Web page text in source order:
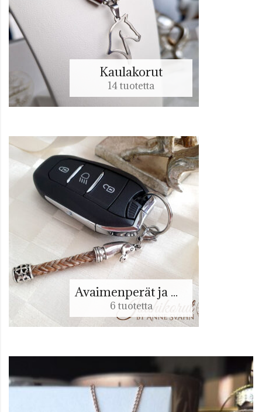
Kaulakorut
14 tuotetta
Avaimenperät ja muut
6 tuotetta